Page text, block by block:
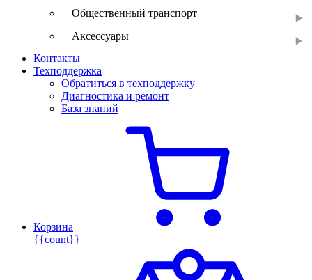
Общественный транспорт
Аксессуары
Контакты
Техподдержка
Обратиться в техподдержку
Диагностика и ремонт
База знаний
Корзина
{{count}}